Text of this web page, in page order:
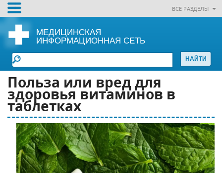
ВСЕ РАЗДЕЛЫ
МЕДИЦИНСКАЯ
ИНФОРМАЦИОННАЯ СЕТЬ
Польза или вред для
здоровья витаминов в
таблетках